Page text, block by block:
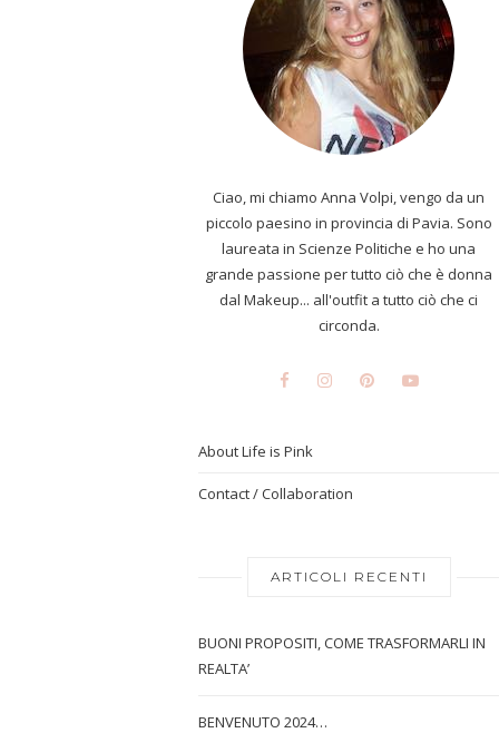
Ciao, mi chiamo Anna Volpi, vengo da un
piccolo paesino in provincia di Pavia. Sono
laureata in Scienze Politiche e ho una
grande passione per tutto ciò che è donna
dal Makeup... all'outfit a tutto ciò che ci
circonda.
About Life is Pink
Contact / Collaboration
ARTICOLI RECENTI
BUONI PROPOSITI, COME TRASFORMARLI IN
REALTA’
BENVENUTO 2024…